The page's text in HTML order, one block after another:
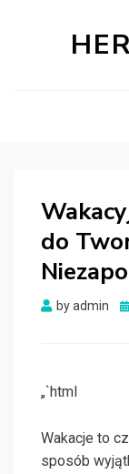
do
byadmin
„`html
Wakacje to
sposób